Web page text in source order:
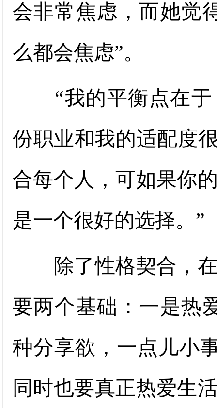
会非常焦虑，而她觉
么都会焦虑”。
“我的平衡点在于
份职业和我的适配度
合每个人，可如果你
是一个很好的选择。”
除了性格契合，在
要两个基础：一是热
种分享欲，一点儿小
同时也要真正热爱生